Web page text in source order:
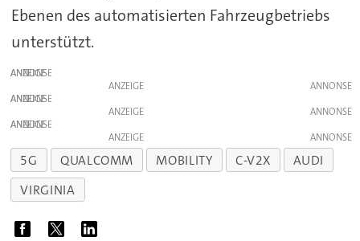
Ebenen des automatisierten Fahrzeugbetriebs
unterstützt.
ANZEIGE
ANZEIGE
ANZEIGE
ANZEIGE
ANZEIGE
ANZEIGE
5G QUALCOMM MOBILITY C-V2X
AUDI
VIRGINIA